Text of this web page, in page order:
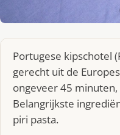
Portugese kipschotel
gerecht uit de
ongeveer 45
Belangrijkste
piri pasta.